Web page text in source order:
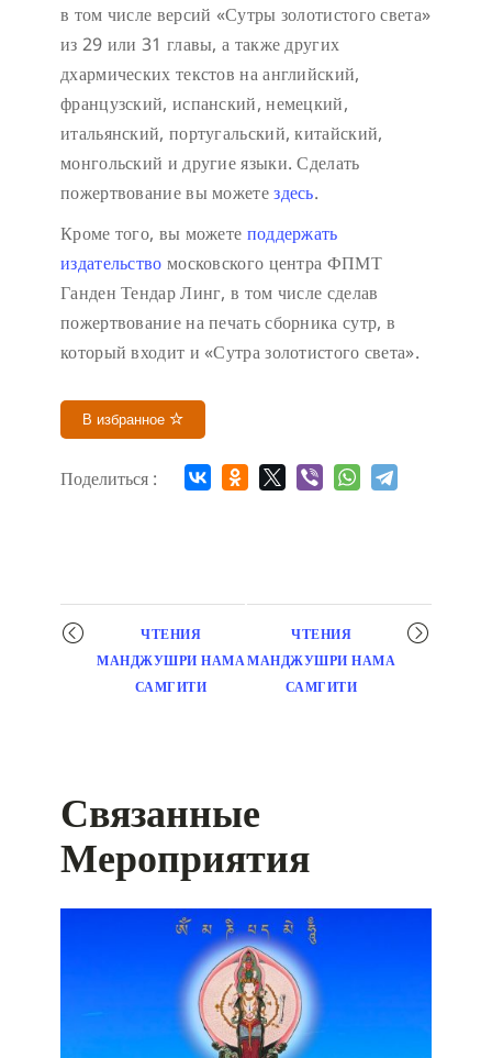
в том числе версий «Сутры золотистого света»
из 29 или 31 главы, а также других
дхармических текстов на английский,
французский, испанский, немецкий,
итальянский, португальский, китайский,
монгольский и другие языки. Сделать
пожертвование вы можетездесь.
Кроме того, вы можете поддержать
издательство московского центра ФПМТ
Ганден Тендар Линг, в том числе сделав
пожертвование на печать сборника сутр, в
который входит и «Сутра золотистого света».
В избранное
Поделиться :
Мероприятие
навигация
ЧТЕНИЯ
МАНДЖУШРИ НАМА
САМГИТИ
ЧТЕНИЯ
МАНДЖУШРИ НАМА
САМГИТИ
Связанные
Мероприятия